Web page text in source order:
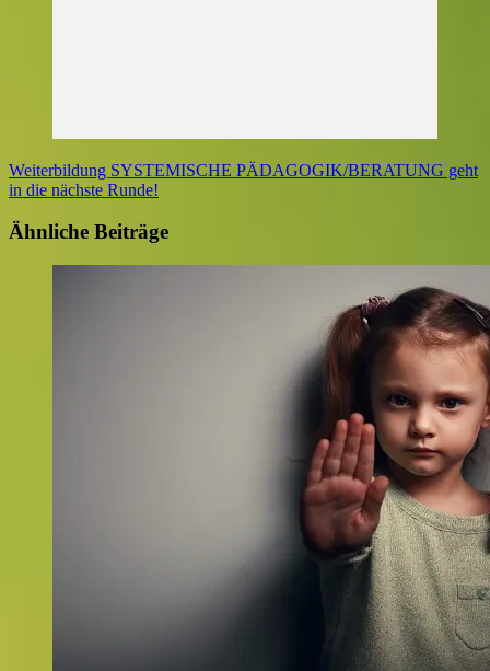
Weiterbildung SYSTEMISCHE PÄDAGOGIK/BERATUNG geht
in die nächste Runde!
Ähnliche Beiträge